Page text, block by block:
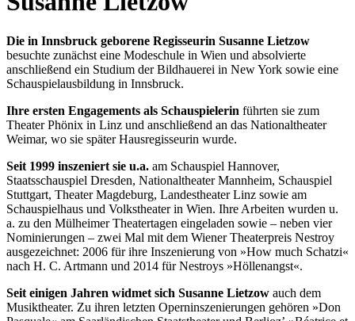
Die in Innsbruck geborene Regisseurin Susanne Lietzow
besuchte zunächst eine Modeschule in Wien und absolvierte
anschließend ein Studium der Bildhauerei in New York sowie eine
Schauspielausbildung in Innsbruck.
Ihre ersten Engagements als Schauspielerin führten sie zum
Theater Phönix in Linz und anschließend an das Nationaltheater
Weimar, wo sie später Hausregisseurin wurde.
Seit 1999 inszeniert sie u.a. am Schauspiel Hannover,
Staatsschauspiel Dresden, Nationaltheater Mannheim, Schauspiel
Stuttgart, Theater Magdeburg, Landestheater Linz sowie am
Schauspielhaus und Volkstheater in Wien. Ihre Arbeiten wurden u.
a. zu den Mülheimer Theatertagen eingeladen sowie – neben vier
Nominierungen – zwei Mal mit dem Wiener Theaterpreis Nestroy
ausgezeichnet: 2006 für ihre Inszenierung von »How much Schatzi«
nach H. C. Artmann und 2014 für Nestroys »Höllenangst«.
Seit einigen Jahren widmet sich Susanne Lietzow auch dem
Musiktheater. Zu ihren letzten Operninszenierungen gehören »Don